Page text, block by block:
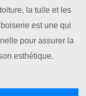
la tuile et les
est une qui
pour assurer la
esthétique.